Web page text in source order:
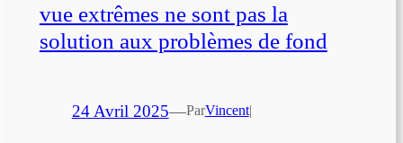
vue extrêmes ne sont pas la
solution aux problèmes de fond
24 Avril 2025—ParVincent|